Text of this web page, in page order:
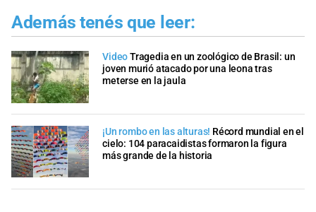
Además tenés que leer:
VideoTragedia en un zoológico de Brasil: un
joven murió atacado por una leona tras
meterse en la jaula
¡Un rombo en las alturas! Récord mundial en el
cielo: 104 paracaidistas formaron la figura
más grande de la historia